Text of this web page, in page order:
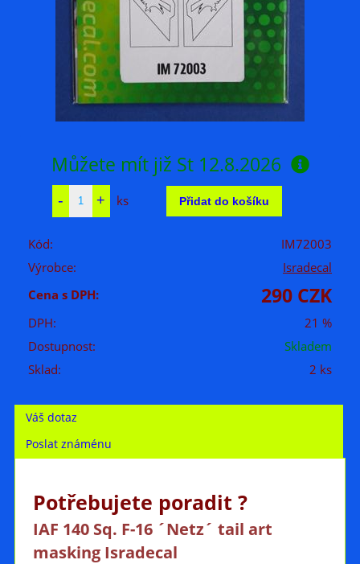
Můžete mít již St 12.8.2026
ks
Kód:
IM72003
Výrobce:
Isradecal
Cena s DPH:
290 CZK
DPH:
21 %
Dostupnost:
Skladem
Sklad:
2 ks
Váš dotaz
Poslat známénu
Potřebujete poradit ?
IAF 140 Sq. F-16 ´Netz´ tail art
masking Isradecal